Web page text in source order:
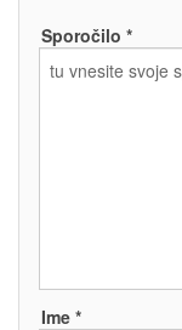
Sporočilo *
Ime *